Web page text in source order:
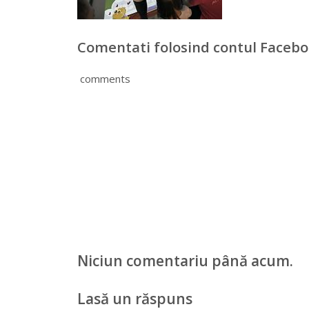
Comentati folosind contul
comments
Niciun comentariu până acum.
Lasă un răspuns